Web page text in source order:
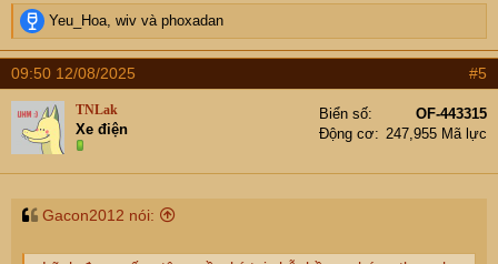
R
e
a
c
t
i
o
n
s
Yeu_Hoa wiv và phoxadan
09:50 12/08/2025 #5
TNLak
Xe điện
Biển số
OF-443315
Động cơ
247,955 Mã lực
Gacon2012 nói: